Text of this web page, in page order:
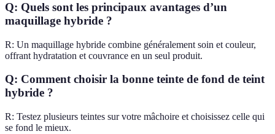
Q: Quels sont les principaux avantages d’un
maquillage hybride ?
R: Un maquillage hybride combine généralement soin et couleur,
offrant hydratation et couvrance en un seul produit.
Q: Comment choisir la bonne teinte de fond de teint
hybride ?
R: Testez plusieurs teintes sur votre mâchoire et choisissez celle qui
se fond le mieux.